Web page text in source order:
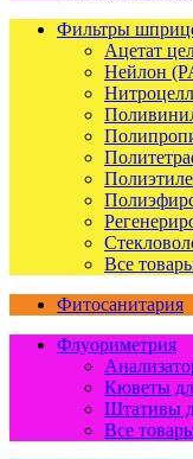
Фильтры
Ацетат
Нейлон
Все
Фитосанитария
Флуориметрия
Кюветы
Штативы
Все